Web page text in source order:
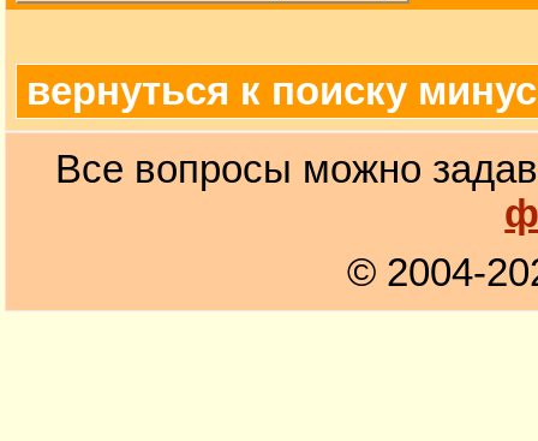
вернуться к поиску
Все вопросы можно
© 2004-